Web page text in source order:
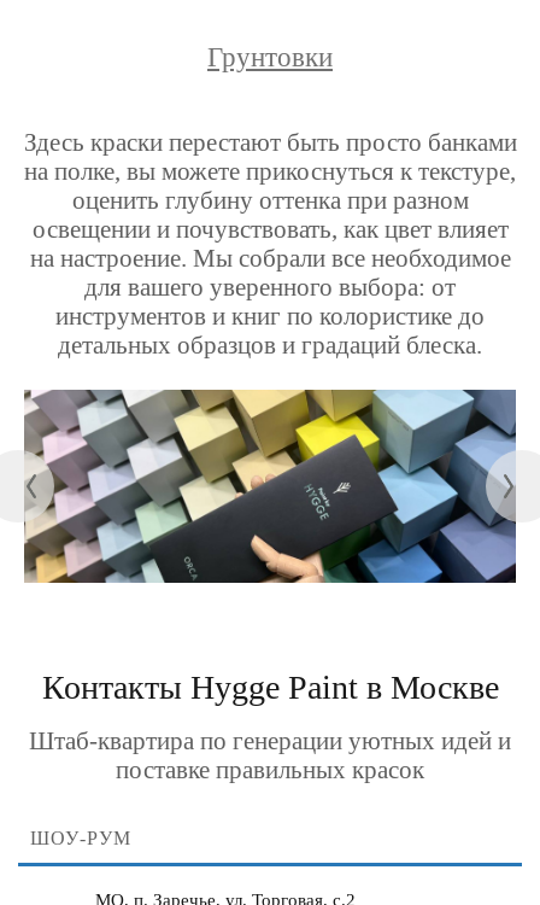
Грунтовки
Здесь краски перестают быть просто банками
на полке, вы можете прикоснуться к текстуре,
оценить глубину оттенка при разном
освещении и почувствовать, как цвет влияет
на настроение. Мы собрали все необходимое
для вашего уверенного выбора: от
инструментов и книг по колористике до
детальных образцов и градаций блеска.
Контакты Hygge Paint в Москве
Штаб-квартира по генерации уютных идей и
поставке правильных красок
ШОУ-РУМ
МО, п. Заречье, ул. Торговая, с.2